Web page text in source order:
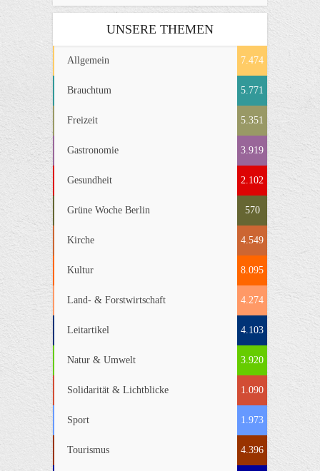
UNSERE THEMEN
Allgemein 7.474
Brauchtum 5.771
Freizeit 5.351
Gastronomie 3.919
Gesundheit 2.102
Grüne Woche Berlin 570
Kirche 4.549
Kultur 8.095
Land- & Forstwirtschaft 4.274
Leitartikel 4.103
Natur & Umwelt 3.920
Solidarität & Lichtblicke 1.090
Sport 1.973
Tourismus 4.396